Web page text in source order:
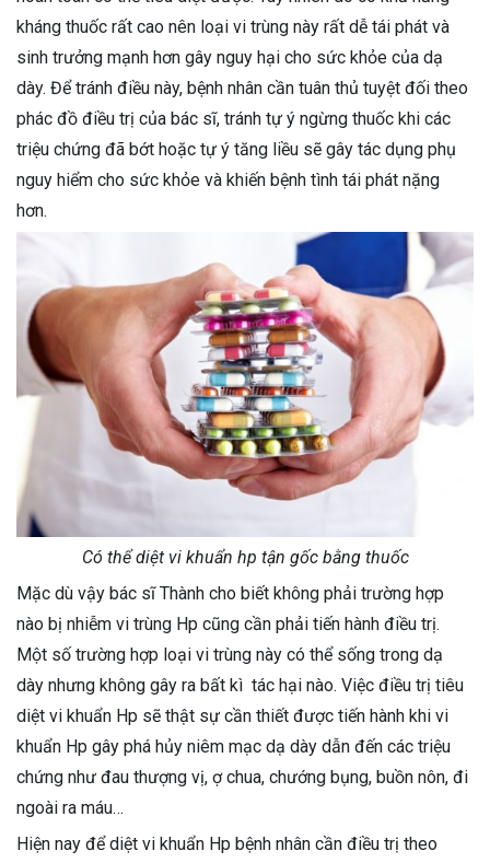
kháng thuốc rất cao nên loại vi trùng này rất dễ tái phát và
sinh trưởng mạnh hơn gây nguy hại cho sức khỏe của dạ
dày. Để tránh điều này, bệnh nhân cần tuân thủ tuyệt đối theo
phác đồ điều trị của bác sĩ, tránh tự ý ngừng thuốc khi các
triệu chứng đã bớt hoặc tự ý tăng liều sẽ gây tác dụng phụ
nguy hiểm cho sức khỏe và khiến bệnh tình tái phát nặng
hơn.
Có thể diệt vi khuẩn hp tận gốc bằng thuốc
Mặc dù vậy bác sĩ Thành cho biết không phải trường hợp
nào bị nhiễm vi trùng Hp cũng cần phải tiến hành điều trị.
Một số trường hợp loại vi trùng này có thể sống trong dạ
dày nhưng không gây ra bất kì tác hại nào. Việc điều trị tiêu
diệt vi khuẩn Hp sẽ thật sự cần thiết được tiến hành khi vi
khuẩn Hp gây phá hủy niêm mạc dạ dày dẫn đến các triệu
chứng như đau thượng vị, ợ chua, chướng bụng, buồn nôn, đi
ngoài ra máu…
Hiện nay để diệt vi khuẩn Hp bệnh nhân cần điều trị theo